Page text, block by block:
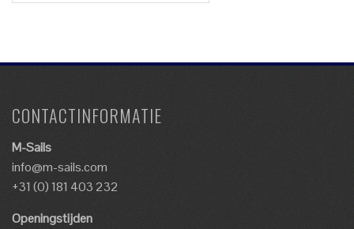
CONTACTINFORMATIE
M-Sails
info@m-sails.com
+31 (0) 181 403 232
Openingstijden